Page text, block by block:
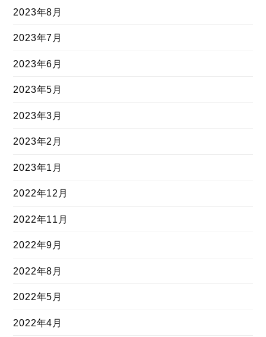
2023年8月
2023年7月
2023年6月
2023年5月
2023年3月
2023年2月
2023年1月
2022年12月
2022年11月
2022年9月
2022年8月
2022年5月
2022年4月